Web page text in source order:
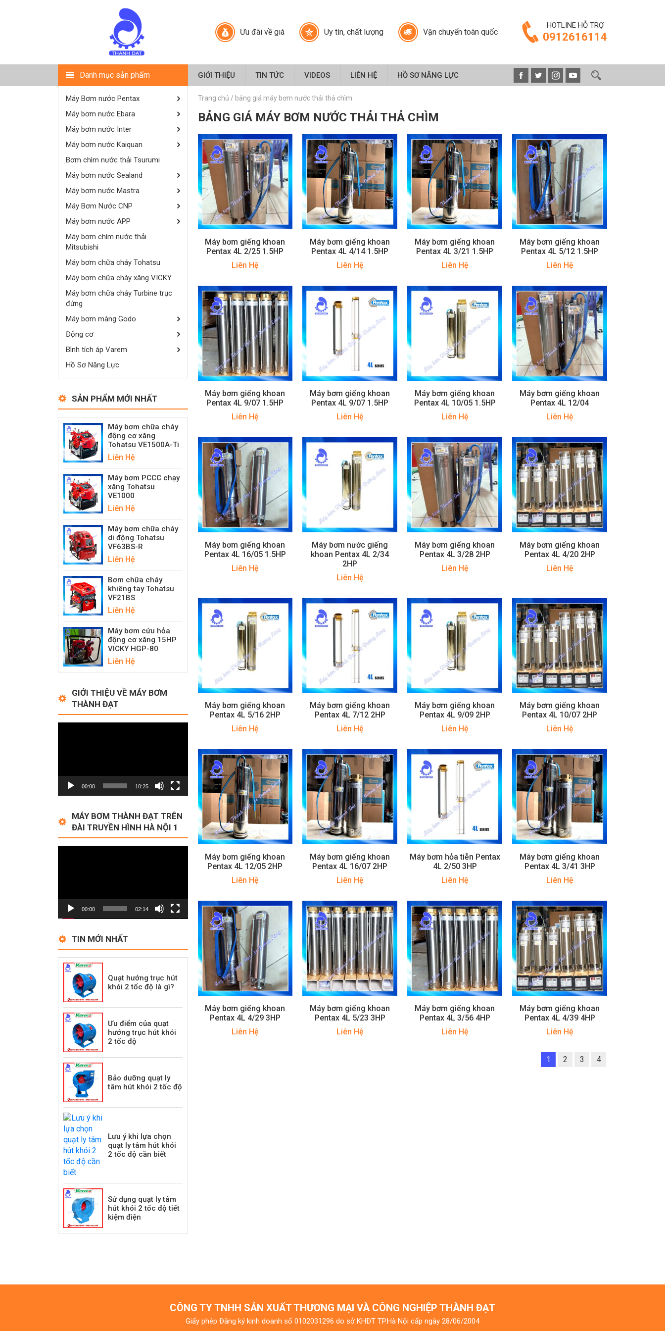
Ưu đãi về giá Uy tín, chất lượng Vận chuyển toàn quốc
HOTLINE HỖ TRỢ
0912616114
Danh mục sản phẩm GIỚI THIỆU TIN TỨC VIDEOS LIÊN HỆ HỒ SƠ NĂNG LỰC
Máy Bơm nước Pentax
Máy bơm nước Ebara
Máy bơm nước Inter
Máy bơm nước Kaiquan
Bơm chìm nước thải Tsurumi
Máy bơm nước Sealand
Máy bơm nước Mastra
Máy Bơm Nước CNP
Máy bơm nước APP
Máy bơm chìm nước thải
Mitsubishi
Máy bơm chữa cháy Tohatsu
Máy bơm chữa cháy xăng VICKY
Máy bơm chữa cháy Turbine trục
đứng
Máy bơm màng Godo
Động cơ
Bình tích áp Varem
Hồ Sơ Năng Lực
SẢN PHẨM MỚI NHẤT
Máy bơm chữa cháy
động cơ xăng
Tohatsu VE1500A-Ti
Liên Hệ
Máy bơm PCCC chạy
xăng Tohatsu
VE1000
Liên Hệ
Máy bơm chữa cháy
di động Tohatsu
VF63BS-R
Liên Hệ
Bơm chữa cháy
khiêng tay Tohatsu
VF21BS
Liên Hệ
Máy bơm cứu hỏa
động cơ xăng 15HP
VICKY HGP-80
Liên Hệ
GIỚI THIỆU VỀ MÁY BƠM
THÀNH ĐẠT
00:00 10:25
MÁY BƠM THÀNH ĐẠT TRÊN
ĐÀI TRUYỀN HÌNH HÀ NỘI 1
00:00 02:14
TIN MỚI NHẤT
Quạt hướng trục hút
khói 2 tốc độ là gì?
Ưu điểm của quạt
hướng trục hút khói
2 tốc độ
Bảo dưỡng quạt ly
tâm hút khói 2 tốc độ
Lưu ý khi lựa chọn
quạt ly tâm hút khói
2 tốc độ cần biết
Sử dụng quạt ly tâm
hút khói 2 tốc độ tiết
kiệm điện
Trang chủ / bảng giá máy bơm nước thải thả chìm
BẢNG GIÁ MÁY BƠM NƯỚC THẢI THẢ CHÌM
Máy bơm giếng khoan
Pentax 4L 2/25 1.5HP
Liên Hệ
Máy bơm giếng khoan
Pentax 4L 4/14 1.5HP
Liên Hệ
Máy bơm giếng khoan
Pentax 4L 3/21 1.5HP
Liên Hệ
Máy bơm giếng khoan
Pentax 4L 5/12 1.5HP
Liên Hệ
Máy bơm giếng khoan
Pentax 4L 9/07 1.5HP
Liên Hệ
Máy bơm giếng khoan
Pentax 4L 9/07 1.5HP
Liên Hệ
Máy bơm giếng khoan
Pentax 4L 10/05 1.5HP
Liên Hệ
Máy bơm giếng khoan
Pentax 4L 12/04
Liên Hệ
Máy bơm giếng khoan
Pentax 4L 16/05 1.5HP
Liên Hệ
Máy bơm nước giếng
khoan Pentax 4L 2/34
2HP
Liên Hệ
Máy bơm giếng khoan
Pentax 4L 3/28 2HP
Liên Hệ
Máy bơm giếng khoan
Pentax 4L 4/20 2HP
Liên Hệ
Máy bơm giếng khoan
Pentax 4L 5/16 2HP
Liên Hệ
Máy bơm giếng khoan
Pentax 4L 7/12 2HP
Liên Hệ
Máy bơm giếng khoan
Pentax 4L 9/09 2HP
Liên Hệ
Máy bơm giếng khoan
Pentax 4L 10/07 2HP
Liên Hệ
Máy bơm giếng khoan
Pentax 4L 12/05 2HP
Liên Hệ
Máy bơm giếng khoan
Pentax 4L 16/07 2HP
Liên Hệ
Máy bơm hỏa tiễn Pentax
4L 2/50 3HP
Liên Hệ
Máy bơm giếng khoan
Pentax 4L 3/41 3HP
Liên Hệ
Máy bơm giếng khoan
Pentax 4L 4/29 3HP
Liên Hệ
Máy bơm giếng khoan
Pentax 4L 5/23 3HP
Liên Hệ
Máy bơm giếng khoan
Pentax 4L 3/56 4HP
Liên Hệ
Máy bơm giếng khoan
Pentax 4L 4/39 4HP
Liên Hệ
1 2 3 4
CÔNG TY TNHH SẢN XUẤT THƯƠNG MẠI VÀ CÔNG NGHIỆP THÀNH ĐẠT
Giấy phép Đăng ký kinh doanh số 0102031296 do sở KHĐT TP.Hà Nội cấp ngày 28/06/2004